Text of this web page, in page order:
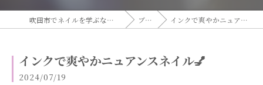
吹田市でネイルを学ぶならエムフルール ブログ インクで爽やかニュアンスネイル💅
インクで爽やかニュアンスネイル💅
2024/07/19